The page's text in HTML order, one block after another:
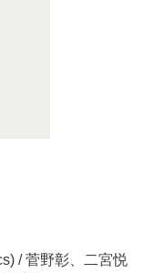
/ 菅野彰、二宮悦